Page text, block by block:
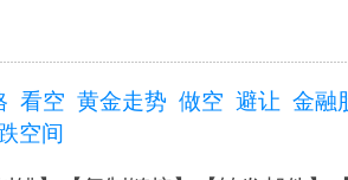
看空 黄金走势 做空 避让 金融
空间